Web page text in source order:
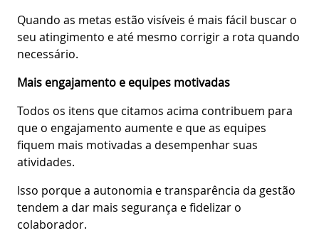
Quando as metas estão visíveis é mais fácil buscar o
seu atingimento e até mesmo corrigir a rota quando
necessário.
Mais engajamento e equipes motivadas
Todos os itens que citamos acima contribuem para
que o engajamento aumente e que as equipes
fiquem mais motivadas a desempenhar suas
atividades.
Isso porque a autonomia e transparência da gestão
tendem a dar mais segurança e fidelizar o
colaborador.